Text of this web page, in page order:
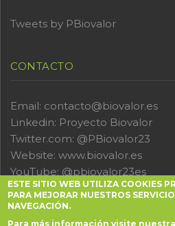
Tweets by PBiovalor
CONTACTO
Email: contacto@biovalor.es
Linkedin: Proyecto Biovalor
Twitter.com: @PBiovalor23
Website: www.biovalor.es
YouTube: @pbiovalor23es
ESTE SITIO WEB UTILIZA COOKIES
PARA MEJORAR NUESTROS
NAVEGACIÓN.
Para más información visite